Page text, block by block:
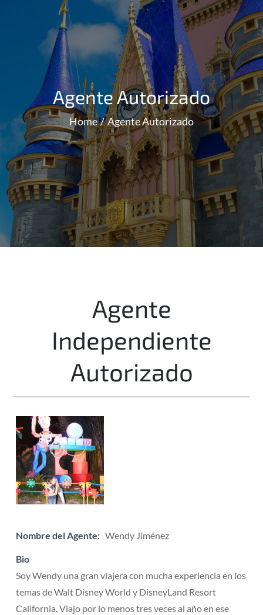
Agente Autorizado
Home Agente Autorizado
Agente
Independiente
Autorizado
Nombre del Agente: Wendy Jiménez
Bio
Soy Wendy una gran viajera con mucha experiencia en los
temas de Walt Disney World y DisneyLand Resort
California. Viajo por lo menos tres veces al año en ese